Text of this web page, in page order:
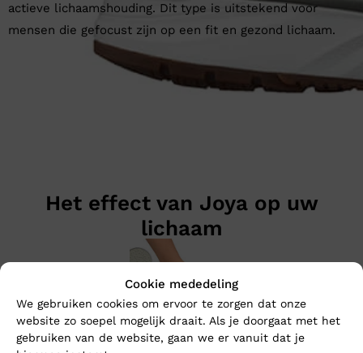
Cookie mededeling
We gebruiken cookies om ervoor te zorgen dat onze
website zo soepel mogelijk draait. Als je doorgaat met het
gebruiken van de website, gaan we er vanuit dat je
actieve lichaamshouding. Dit type is uitstekend voor
mensen die gefocust zijn op een fit en gezond lichaam.
Het effect van Joya op uw
lichaam